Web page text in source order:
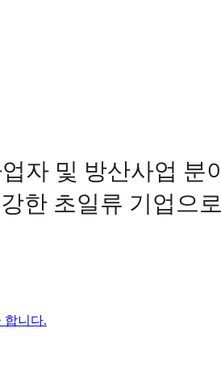
자 및 방산사업 분
한 초일류 기업으
합니다.